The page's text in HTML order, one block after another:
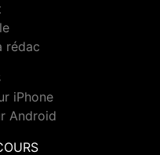
rédac
iPhone
Android